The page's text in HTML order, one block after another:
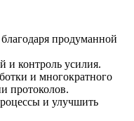
продуманной
и контроль усилия.
и многократного
протоколов.
и улучшить